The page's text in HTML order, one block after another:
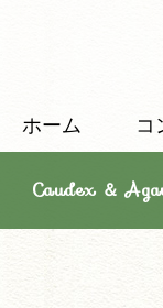
ホーム コ
Caudex ＆